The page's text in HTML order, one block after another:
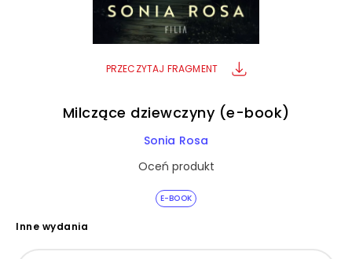
PRZECZYTAJ FRAGMENT
E-BOOK
Milczące dziewczyny (e-book)
Sonia Rosa
Oceń produkt
Inne wydania